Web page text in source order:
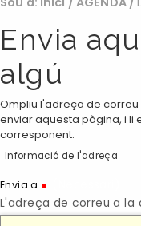
Envia
algú
Ompliu l'adreça de
enviar aquesta pàgina, i li
corresponent.
Informació de l'adreça
Envia a
L'adreça de correu a la